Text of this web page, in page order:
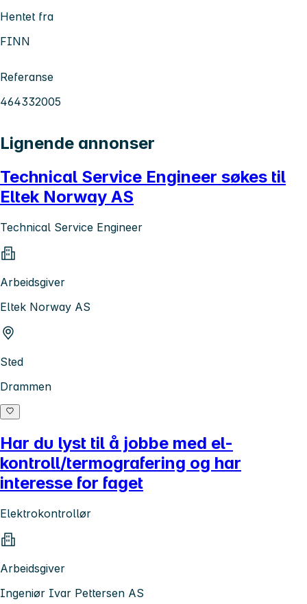
Hentet fra
FINN
Referanse
464332005
Lignende annonser
Technical Service Engineer søkes til
Eltek Norway AS
Technical Service Engineer
Arbeidsgiver
Eltek Norway AS
Sted
Drammen
Har du lyst til å jobbe med el-
kontroll/termografering og har
interesse for faget
Elektrokontrollør
Arbeidsgiver
Ingeniør Ivar Pettersen AS